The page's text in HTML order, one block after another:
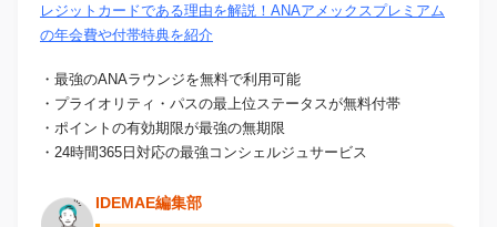
レジットカードである理由を解説！ANAアメックスプレミアム
の年会費や付帯特典を紹介
・最強のANAラウンジを無料で利用可能
・プライオリティ・パスの最上位ステータスが無料付帯
・ポイントの有効期限が最強の無期限
・24時間365日対応の最強コンシェルジュサービス
IDEMAE編集部